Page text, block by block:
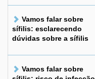
Vamos falar sobre
sífilis: esclarecendo
dúvidas sobre a sífilis
Vamos falar sobre